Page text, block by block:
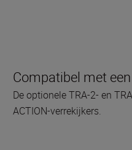
Compatibel met
De optionele TRA-2- en
ACTION-verrekijkers.